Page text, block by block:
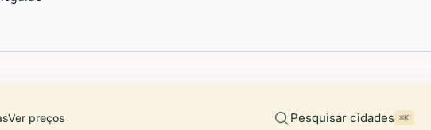
Ver preços Pesquisar cidades ⌘K